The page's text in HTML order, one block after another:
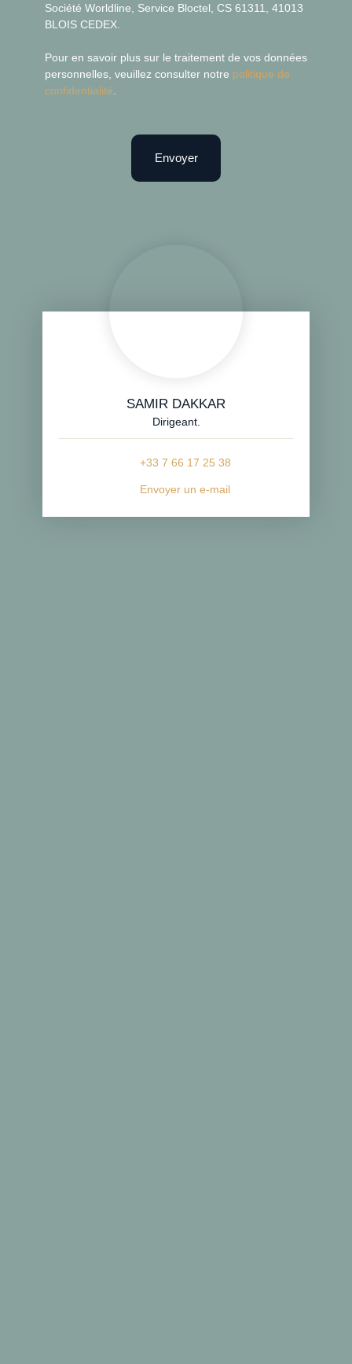
Société Worldline, Service Bloctel, CS 61311, 41013
BLOIS CEDEX.
Pour en savoir plus sur le traitement de vos données
personnelles, veuillez consulter notre politique de
confidentialité
Envoyer
SAMIR DAKKAR
Dirigeant.
+33 7 66 17 25 38
Envoyer un e-mail